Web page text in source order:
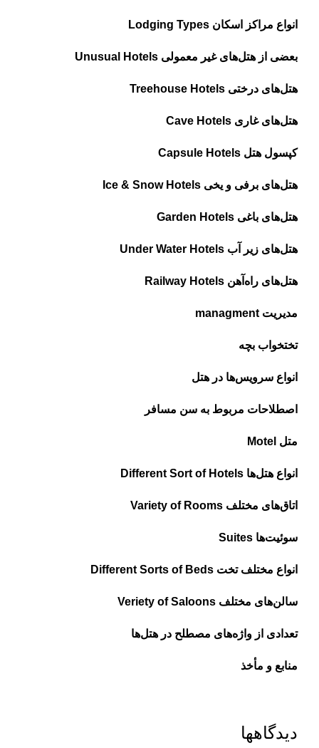
انواع مراکز اسکان Lodging Types
بعضی از هتل‌های غیر معمولی Unusual Hotels
هتل‌های درختی Treehouse Hotels
هتل‌های غاری Cave Hotels
کپسول هتل Capsule Hotels
هتل‌های برفی و یخی Ice & Snow Hotels
هتل‌های باغی Garden Hotels
هتل‌های زیر آب Under Water Hotels
هتل‌های راه‌آهن Railway Hotels
مدیریت managment
تختخواب بچه
انواع سرویس‌ها در هتل
اصطلاحات مربوط به سن مسافر
متل Motel
انواع هتل‌ها Different Sort of Hotels
اتاق‌های مختلف Variety of Rooms
سوئیت‌ها Suites
انواع مختلف تخت Different Sorts of Beds
سالن‌های مختلف Veriety of Saloons
تعدادی از واژه‌های مصطلح در هتل‌ها
منابع و مأخذ
دیدگاهها